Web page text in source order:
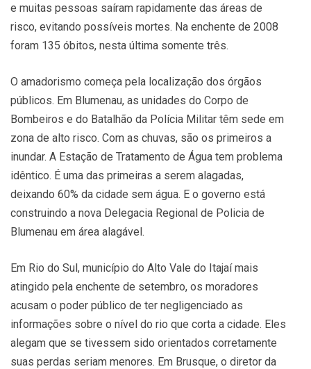
e muitas pessoas saíram rapidamente das áreas de
risco, evitando possíveis mortes. Na enchente de 2008
foram 135 óbitos, nesta última somente três.
O amadorismo começa pela localização dos órgãos
públicos. Em Blumenau, as unidades do Corpo de
Bombeiros e do Batalhão da Polícia Militar têm sede em
zona de alto risco. Com as chuvas, são os primeiros a
inundar. A Estação de Tratamento de Água tem problema
idêntico. É uma das primeiras a serem alagadas,
deixando 60% da cidade sem água. E o governo está
construindo a nova Delegacia Regional de Policia de
Blumenau em área alagável.
Em Rio do Sul, município do Alto Vale do Itajaí mais
atingido pela enchente de setembro, os moradores
acusam o poder público de ter negligenciado as
informações sobre o nível do rio que corta a cidade. Eles
alegam que se tivessem sido orientados corretamente
suas perdas seriam menores. Em Brusque, o diretor da